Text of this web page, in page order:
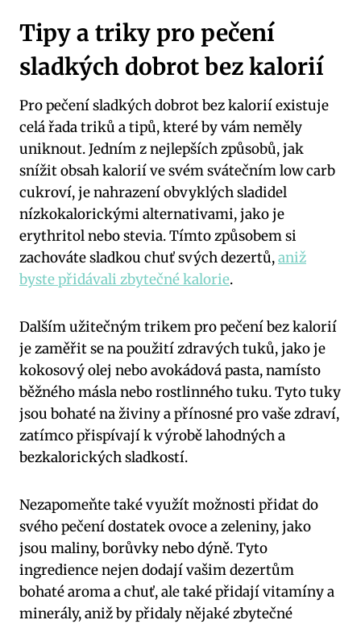
Tipy a triky pro pečení
sladkých dobrot bez ⁢kalorií
Pro pečení sladkých dobrot bez kalorií existuje ​
celá řada triků‍ a⁣ tipů, které by vám neměly
uniknout. Jedním z nejlepších způsobů,⁣ jak
snížit⁤ obsah kalorií ve svém svátečním low‌ carb
cukroví, je nahrazení obvyklých sladidel
nízkokalorickými alternativami,⁤ jako je⁣
erythritol nebo⁢ stevia. Tímto způsobem si
zachováte ​sladkou chuť svých dezertů,aniž
byste přidávali zbytečné kalorie.
Dalším užitečným trikem pro pečení ​bez kalorií
je zaměřit se na použití zdravých tuků, jako je
kokosový ​olej ⁤nebo⁢ avokádová pasta, ‌namísto
běžného másla nebo rostlinného‌ tuku. Tyto tuky
jsou bohaté na živiny a přínosné pro vaše zdraví,
zatímco ⁣přispívají k⁣ výrobě⁢ lahodných a
bezkalorických ‍sladkostí.
Nezapomeňte také využít⁢ možnosti přidat do‍
svého pečení dostatek ovoce ‌a zeleniny, jako
jsou maliny, ⁢borůvky‍ nebo‌ dýně. Tyto
ingredience nejen dodají ‍vašim dezertům
bohaté aroma a chuť, ale ‌také přidají vitamíny a
minerály, aniž by přidaly⁤ nějaké zbytečné